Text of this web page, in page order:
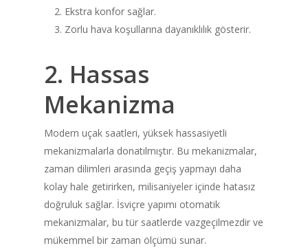
Ekstra konfor sağlar.
Zorlu hava koşullarına dayanıklılık gösterir.
2. Hassas
Mekanizma
Modern uçak saatleri, yüksek hassasiyetli
mekanizmalarla donatılmıştır. Bu mekanizmalar,
zaman dilimleri arasında geçiş yapmayı daha
kolay hale getirirken, milisaniyeler içinde hatasız
doğruluk sağlar. İsviçre yapımı otomatik
mekanizmalar, bu tür saatlerde vazgeçilmezdir ve
mükemmel bir zaman ölçümü sunar.